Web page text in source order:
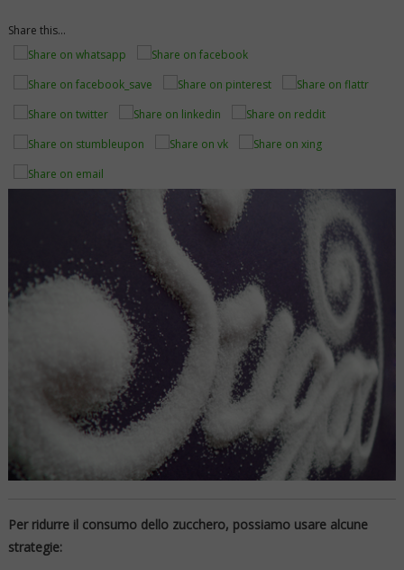
Share this...
Per ridurre il consumo dello zucchero, possiamo usare alcune
strategie: